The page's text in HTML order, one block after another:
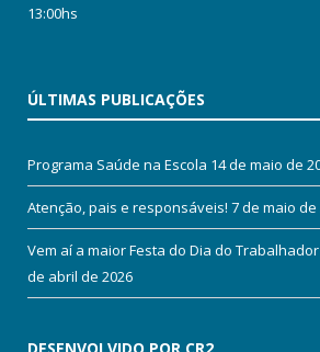
13:00hs
ÚLTIMAS PUBLICAÇÕES
Programa Saúde na Escola 14 de maio de
Atenção, pais e responsáveis! 7 de maio de
Vem aí a maior Festa do Dia do
de abril de 2026